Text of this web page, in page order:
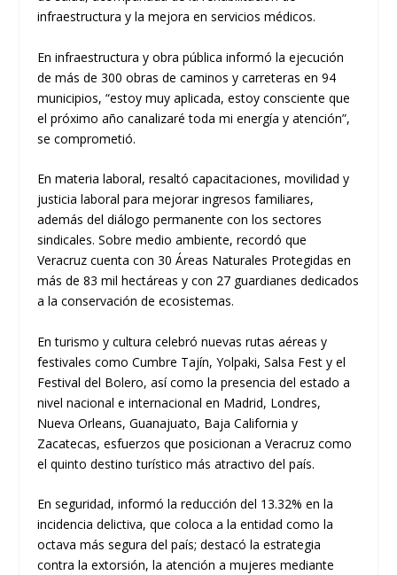
infraestructura y la mejora en servicios médicos.
En infraestructura y obra pública informó la ejecución
de más de 300 obras de caminos y carreteras en 94
municipios, “estoy muy aplicada, estoy consciente que
el próximo año canalizaré toda mi energía y atención”,
se comprometió.
En materia laboral, resaltó capacitaciones, movilidad y
justicia laboral para mejorar ingresos familiares,
además del diálogo permanente con los sectores
sindicales. Sobre medio ambiente, recordó que
Veracruz cuenta con 30 Áreas Naturales Protegidas en
más de 83 mil hectáreas y con 27 guardianes dedicados
a la conservación de ecosistemas.
En turismo y cultura celebró nuevas rutas aéreas y
festivales como Cumbre Tajín, Yolpaki, Salsa Fest y el
Festival del Bolero, así como la presencia del estado a
nivel nacional e internacional en Madrid, Londres,
Nueva Orleans, Guanajuato, Baja California y
Zacatecas, esfuerzos que posicionan a Veracruz como
el quinto destino turístico más atractivo del país.
En seguridad, informó la reducción del 13.32% en la
incidencia delictiva, que coloca a la entidad como la
octava más segura del país; destacó la estrategia
contra la extorsión, la atención a mujeres mediante